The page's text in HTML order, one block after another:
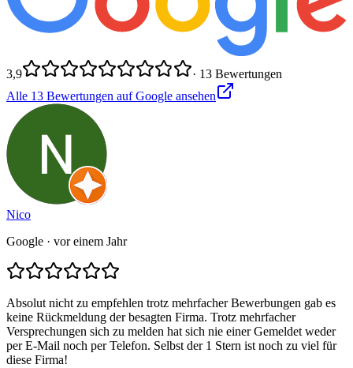
3,9 · 13 Bewertungen
Alle 13 Bewertungen auf Google ansehen
Nico
Google · vor einem Jahr
Absolut nicht zu empfehlen trotz mehrfacher Bewerbungen gab es
keine Rückmeldung der besagten Firma. Trotz mehrfacher
Versprechungen sich zu melden hat sich nie einer Gemeldet weder
per E-Mail noch per Telefon. Selbst der 1 Stern ist noch zu viel für
diese Firma!